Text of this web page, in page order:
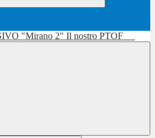
Il nostro PTOF